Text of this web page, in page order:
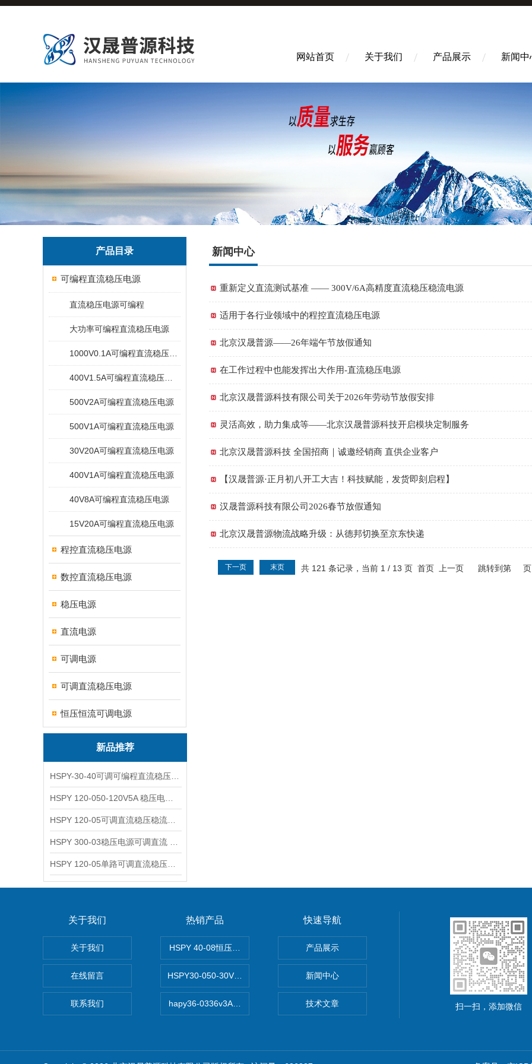
网站首页 关于我们 产品展示 新闻中
产品目录
可编程直流稳压电源
直流稳压电源可编程
大功率可编程直流稳压电源
500V2A可编程直流稳压电源
500V1A可编程直流稳压电源
30V20A可编程直流稳压电源
400V1A可编程直流稳压电源
40V8A可编程直流稳压电源
15V20A可编程直流稳压电源
程控直流稳压电源
数控直流稳压电源
稳压电源
直流电源
可调电源
可调直流稳压电源
恒压恒流可调电源
新品推荐
新闻中心
重新定义直流测试基准 —— 300V/6A高精度直流稳压稳流电源
适用于各行业领域中的程控直流稳压电源
北京汉晟普源——26年端午节放假通知
在工作过程中也能发挥出大作用-直流稳压电源
北京汉晟普源科技有限公司关于2026年劳动节放假安排
灵活高效，助力集成等——北京汉晟普源科技开启模块定制服务
北京汉晟普源科技 全国招商｜诚邀经销商 直供企业客户
【汉晟普源·正月初八开工大吉！科技赋能，发货即刻启程】
汉晟普源科技有限公司2026春节放假通知
北京汉晟普源物流战略升级：从德邦切换至京东快递
共 121 条记录，当前 1 / 13 页 首页 上一页
下一页 末页 跳转到第 页
关于我们
关于我们
在线留言
联系我们
热销产品
HSPY 40-08恒压恒流恒功率电源
HSPY30-050-30V/-05A可调直流稳压电源
hapy36-0336v3A高精度小型可编程直流稳压电源
快速导航
产品展示
新闻中心
技术文章 扫一扫，添加微信